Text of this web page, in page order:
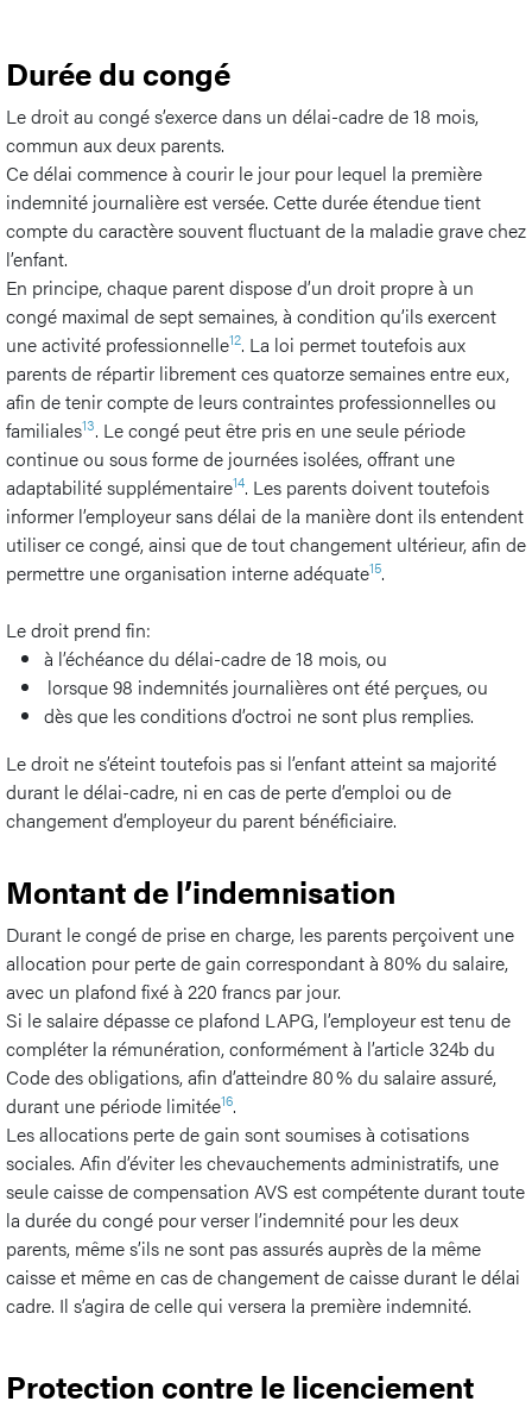
Durée du congé
Le droit au congé s’exerce dans un délai-cadre de 18 mois,
commun aux deux parents.
Ce délai commence à courir le jour pour lequel la première
indemnité journalière est versée. Cette durée étendue tient
compte du caractère souvent fluctuant de la maladie grave chez
l’enfant.
En principe, chaque parent dispose d’un droit propre à un
congé maximal de sept semaines, à condition qu’ils exercent
une activité professionnelle12. La loi permet toutefois aux
parents de répartir librement ces quatorze semaines entre eux,
afin de tenir compte de leurs contraintes professionnelles ou
familiales13. Le congé peut être pris en une seule période
continue ou sous forme de journées isolées, offrant une
adaptabilité supplémentaire14. Les parents doivent toutefois
informer l’employeur sans délai de la manière dont ils entendent
utiliser ce congé, ainsi que de tout changement ultérieur, afin de
permettre une organisation interne adéquate15.
Le droit prend fin:
à l’échéance du délai-cadre de 18 mois, ou
lorsque 98 indemnités journalières ont été perçues, ou
dès que les conditions d’octroi ne sont plus remplies.
Le droit ne s’éteint toutefois pas si l’enfant atteint sa majorité
durant le délai-cadre, ni en cas de perte d’emploi ou de
changement d’employeur du parent bénéficiaire.
Montant de l’indemnisation
Durant le congé de prise en charge, les parents perçoivent une
allocation pour perte de gain correspondant à 80% du salaire,
avec un plafond fixé à 220 francs par jour.
Si le salaire dépasse ce plafond LAPG, l’employeur est tenu de
compléter la rémunération, conformément à l’article 324b du
Code des obligations, afin d’atteindre 80 % du salaire assuré,
durant une période limitée16.
Les allocations perte de gain sont soumises à cotisations
sociales. Afin d’éviter les chevauchements administratifs, une
seule caisse de compensation AVS est compétente durant toute
la durée du congé pour verser l’indemnité pour les deux
parents, même s’ils ne sont pas assurés auprès de la même
caisse et même en cas de changement de caisse durant le délai
cadre. Il s’agira de celle qui versera la première indemnité.
Protection contre le licenciement